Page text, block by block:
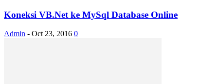
Koneksi VB.Net ke MySql Database Online
Admin - Oct 23, 2016 0